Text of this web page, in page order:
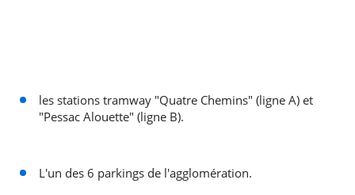
les stations tramway "Quatre Chemins" (ligne A) et
"Pessac Alouette" (ligne B).
L'un des 6 parkings de l'agglomération.